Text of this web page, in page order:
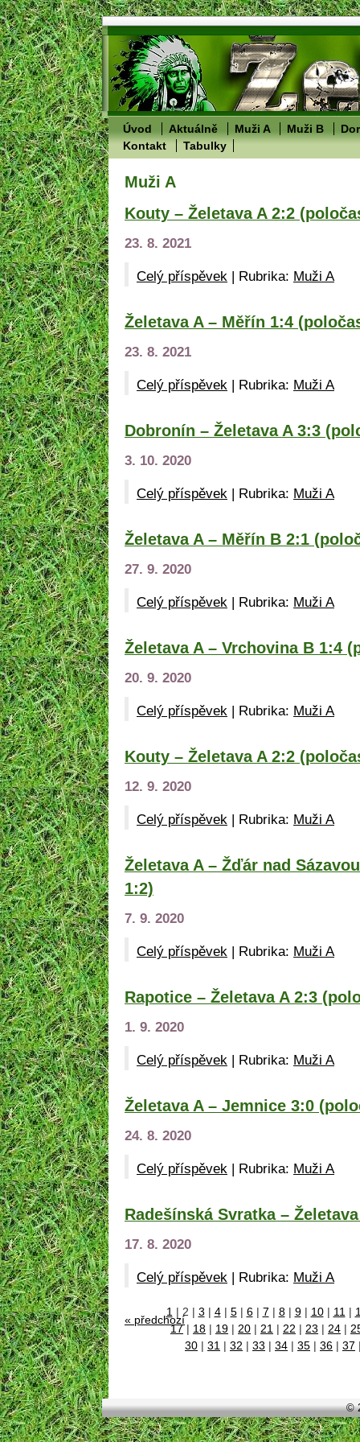
Úvod Aktuálně Muži A Muži B
Kontakt
Tabulky
Muži A
Kouty – Želetava A 2:2
23. 8. 2021
Celý příspěvek | Rubrika: Muži A
Želetava A – Měřín 1:4
23. 8. 2021
Celý příspěvek | Rubrika: Muži A
Dobronín – Želetava A 3:3
3. 10. 2020
Celý příspěvek | Rubrika: Muži A
Želetava A – Měřín B 2:1
27. 9. 2020
Celý příspěvek | Rubrika: Muži A
Želetava A – Vrchovina B 1:4
20. 9. 2020
Celý příspěvek | Rubrika: Muži A
Kouty – Želetava A 2:2
12. 9. 2020
Celý příspěvek | Rubrika: Muži A
Želetava A – Žďár nad
1:2)
7. 9. 2020
Celý příspěvek | Rubrika: Muži A
Rapotice – Želetava A 2:3
1. 9. 2020
Celý příspěvek | Rubrika: Muži A
Želetava A – Jemnice 3:0
24. 8. 2020
Celý příspěvek | Rubrika: Muži A
Radešínská Svratka –
17. 8. 2020
Celý příspěvek | Rubrika: Muži A
« předchozí
1 | 2 | 3 | 4 | 5 | 6 | 7 | 8 | 9 | 10 | 11 |
17 | 18 | 19 | 20 | 21 | 22 | 23 | 24 |
30 | 31 | 32 | 33 | 34 | 35 | 36 | 37
©